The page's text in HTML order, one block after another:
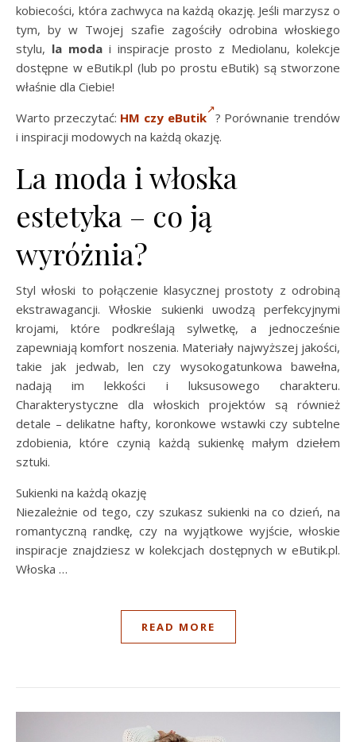
kobiecości, która zachwyca na każdą okazję. Jeśli marzysz o
tym, by w Twojej szafie zagościły odrobina włoskiego
stylu, la modai inspiracje prosto z Mediolanu, kolekcje
dostępne w eButik.pl (lub po prostu eButik) są stworzone
właśnie dla Ciebie!
Warto przeczytać: HM czy eButik ? Porównanie trendów
i inspiracji modowych na każdą okazję.
La moda i włoska
estetyka – co ją
wyróżnia?
Styl włoski to połączenie klasycznej prostoty z odrobiną
ekstrawagancji. Włoskie sukienki uwodzą perfekcyjnymi
krojami, które podkreślają sylwetkę, a jednocześnie
zapewniają komfort noszenia. Materiały najwyższej jakości,
takie jak jedwab, len czy wysokogatunkowa bawełna,
nadają im lekkości i luksusowego charakteru.
Charakterystyczne dla włoskich projektów są również
detale – delikatne hafty, koronkowe wstawki czy subtelne
zdobienia, które czynią każdą sukienkę małym dziełem
sztuki.
Sukienki na każdą okazję
Niezależnie od tego, czy szukasz sukienki na co dzień, na
romantyczną randkę, czy na wyjątkowe wyjście, włoskie
inspiracje znajdziesz w kolekcjach dostępnych w eButik.pl.
Włoska …
READ MORE